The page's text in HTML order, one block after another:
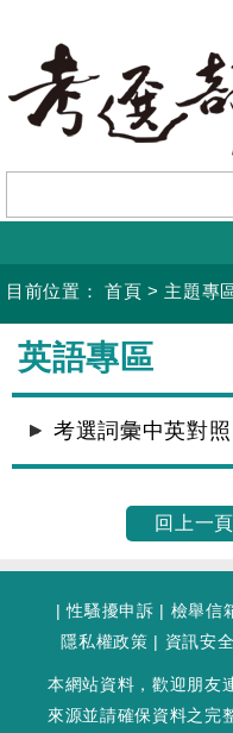
要
容
目前位置： 首頁 > 主題專
:::
英語專區
考選詞彙中英對照
回上一頁
|性騷擾申訴 | 檢舉信
隱私權政策 | 資訊安
本網站資料，歡迎朋友
來源並請確保資料之完